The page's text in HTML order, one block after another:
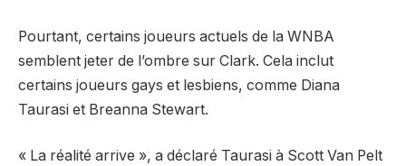
Pourtant, certains joueurs actuels de la WNBA
semblent jeter de l’ombre sur Clark. Cela inclut
certains joueurs gays et lesbiens, comme Diana
Taurasi et Breanna Stewart.
« La réalité arrive », a déclaré Taurasi à Scott Van Pelt